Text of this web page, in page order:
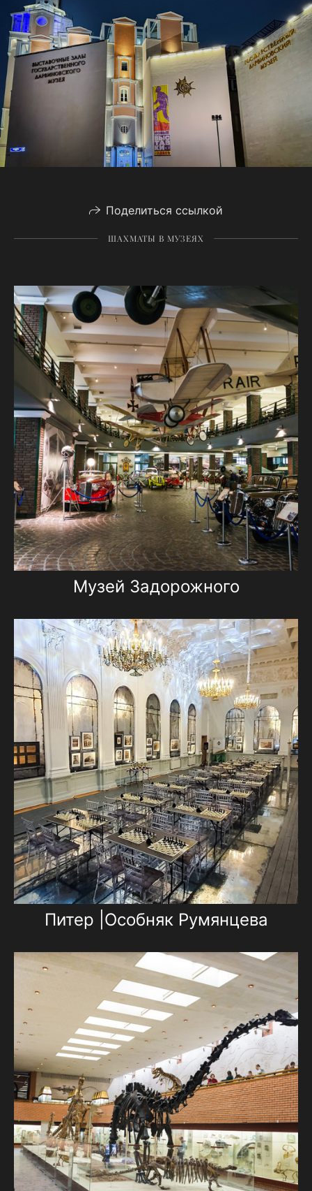
Поделиться ссылкой
ШАХМАТЫ В МУЗЕЯХ
Музей Задорожного
Питер |Особняк Румянцева